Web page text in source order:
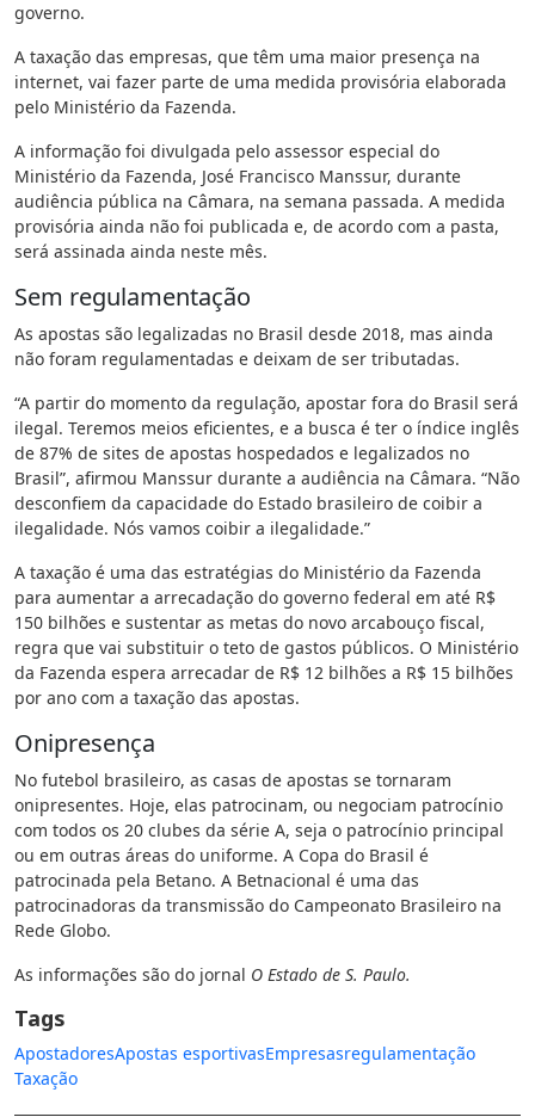
governo.
A taxação das empresas, que têm uma maior presença na
internet, vai fazer parte de uma medida provisória elaborada
pelo Ministério da Fazenda.
A informação foi divulgada pelo assessor especial do
Ministério da Fazenda, José Francisco Manssur, durante
audiência pública na Câmara, na semana passada. A medida
provisória ainda não foi publicada e, de acordo com a pasta,
será assinada ainda neste mês.
Sem regulamentação
As apostas são legalizadas no Brasil desde 2018, mas ainda
não foram regulamentadas e deixam de ser tributadas.
“A partir do momento da regulação, apostar fora do Brasil será
ilegal. Teremos meios eficientes, e a busca é ter o índice inglês
de 87% de sites de apostas hospedados e legalizados no
Brasil”, afirmou Manssur durante a audiência na Câmara. “Não
desconfiem da capacidade do Estado brasileiro de coibir a
ilegalidade. Nós vamos coibir a ilegalidade.”
A taxação é uma das estratégias do Ministério da Fazenda
para aumentar a arrecadação do governo federal em até R$
150 bilhões e sustentar as metas do novo arcabouço fiscal,
regra que vai substituir o teto de gastos públicos. O Ministério
da Fazenda espera arrecadar de R$ 12 bilhões a R$ 15 bilhões
por ano com a taxação das apostas.
Onipresença
No futebol brasileiro, as casas de apostas se tornaram
onipresentes. Hoje, elas patrocinam, ou negociam patrocínio
com todos os 20 clubes da série A, seja o patrocínio principal
ou em outras áreas do uniforme. A Copa do Brasil é
patrocinada pela Betano. A Betnacional é uma das
patrocinadoras da transmissão do Campeonato Brasileiro na
Rede Globo.
As informações são do jornal O Estado de S. Paulo.
Tags
ApostadoresApostas esportivasEmpresasregulamentação
Taxação